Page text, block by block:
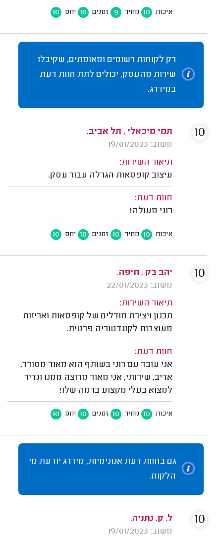
איכות 10 מחיר 9 זמנים 10 יחס 10
רק לקוחות רשומים ומאומתים, שקיבלו
שירות מהעסק, יכולים לתת חוות דעת
במידרג.
תמי מיכאלי , תל אביב.
משוב: 19/01/2023
תיאור השירות:
עיצוב קופסאות הגרלה עבור עסק.
חוות דעת:
רוני מעולה!
איכות 10 מחיר 10 זמנים 10 יחס 10
10
יהב בק , חיפה.
משוב: 22/01/2023
תיאור השירות:
תכנון ויצירת מודלים של קופסאות ואריזות
מעוצבות לקונדטוריה פרטית.
חוות דעת:
אני עובד עם רוני בשותף הוא מאוד מסודר,
אדיב, שירותי, אני מאוד מרוצה ממנו ונדיר
למצוא בעלי מקצוע ברמה שלו!
איכות 10 מחיר 10 זמנים 10 יחס 10
10
גם בחוות דעת אנונימיות, מידרג יודעת מי
הלקוח.
ל. ק. נתניה.
משוב: 19/01/2023
10